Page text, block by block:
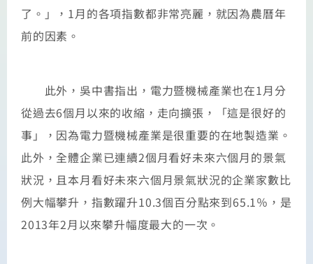
了。」，1月的各項指數都非常亮麗，就因為農曆年
前的因素。
此外，吳中書指出，電力暨機械產業也在1月分
從過去6個月以來的收縮，走向擴張，「這是很好的
事」，因為電力暨機械產業是很重要的在地製造業。
此外，全體企業已連續2個月看好未來六個月的景氣
狀況，且本月看好未來六個月景氣狀況的企業家數比
例大幅攀升，指數躍升10.3個百分點來到65.1％，是
2013年2月以來攀升幅度最大的一次。